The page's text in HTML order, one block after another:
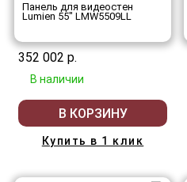
Панель для видеостен
Lumien 55" LMW5509LL
352 002 р.
В наличии
В КОРЗИНУ
Купить в 1 клик